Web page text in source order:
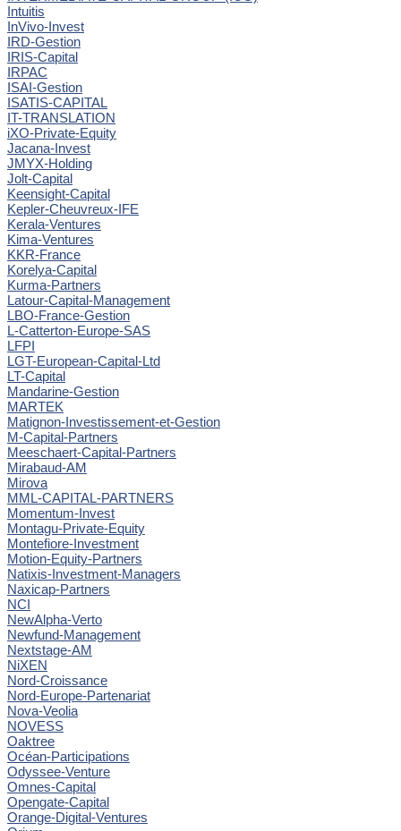
Intuitis
InVivo-Invest
IRD-Gestion
IRIS-Capital
IRPAC
ISAI-Gestion
ISATIS-CAPITAL
IT-TRANSLATION
iXO-Private-Equity
Jacana-Invest
JMYX-Holding
Jolt-Capital
Keensight-Capital
Kepler-Cheuvreux-IFE
Kerala-Ventures
Kima-Ventures
KKR-France
Korelya-Capital
Kurma-Partners
Latour-Capital-Management
LBO-France-Gestion
L-Catterton-Europe-SAS
LFPI
LGT-European-Capital-Ltd
LT-Capital
Mandarine-Gestion
MARTEK
Matignon-Investissement-et-Gestion
M-Capital-Partners
Meeschaert-Capital-Partners
Mirabaud-AM
Mirova
MML-CAPITAL-PARTNERS
Momentum-Invest
Montagu-Private-Equity
Montefiore-Investment
Motion-Equity-Partners
Natixis-Investment-Managers
Naxicap-Partners
NCI
NewAlpha-Verto
Newfund-Management
Nextstage-AM
NiXEN
Nord-Croissance
Nord-Europe-Partenariat
Nova-Veolia
NOVESS
Oaktree
Océan-Participations
Odyssee-Venture
Omnes-Capital
Opengate-Capital
Orange-Digital-Ventures